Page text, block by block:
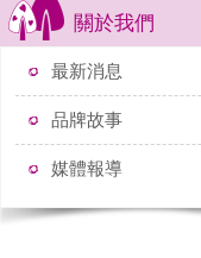
關於我們
最新消息
品牌故事
媒體報導